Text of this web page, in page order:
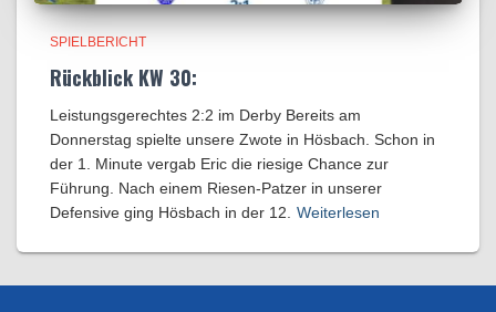
SPIELBERICHT
Rückblick KW 30:
Leistungsgerechtes 2:2 im Derby Bereits am
Donnerstag spielte unsere Zwote in Hösbach. Schon in
der 1. Minute vergab Eric die riesige Chance zur
Führung. Nach einem Riesen-Patzer in unserer
Defensive ging Hösbach in der 12. Weiterlesen